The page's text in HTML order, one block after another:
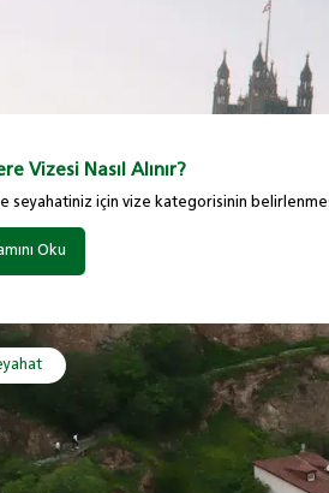
Vizesi Nasıl Alınır?
seyahatiniz için vize kategorisinin
Oku